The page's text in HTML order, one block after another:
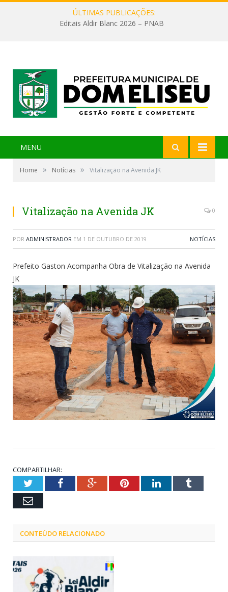
ÚLTIMAS PUBLICAÇÕES:
Editais Aldir Blanc 2026 – PNAB
MENU
Home » Notícias » Vitalização na Avenida JK
Vitalização na Avenida JK 0
POR ADMINISTRADOR EM 1 DE OUTUBRO DE 2019 NOTÍCIAS
Prefeito Gaston Acompanha Obra de Vitalização na Avenida
JK
COMPARTILHAR:
TwitterFacebookGoogle+PinterestLinkedInTumblr
Email
CONTEÚDO RELACIONADO